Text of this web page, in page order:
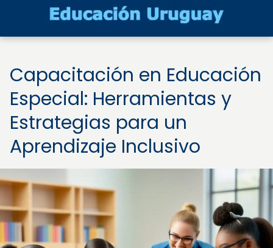
Capacitación en Educación
Especial: Herramientas y
Estrategias para un
Aprendizaje Inclusivo